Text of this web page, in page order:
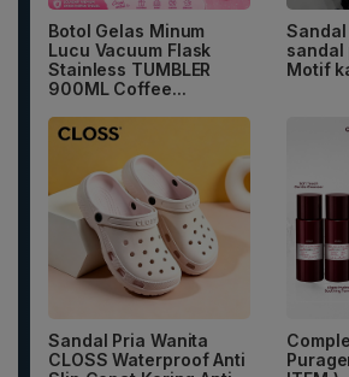
Botol Gelas Minum
Lucu Vacuum Flask
Stainless TUMBLER
900ML Coffee...
sandal
Motif
Sandal Pria Wanita
CLOSS Waterproof Anti